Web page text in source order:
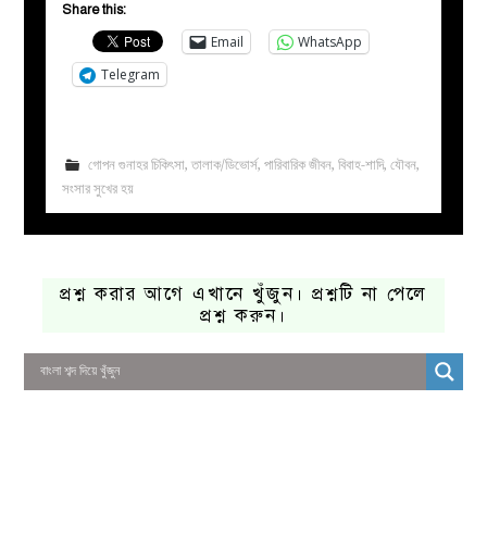
Share this:
Email
WhatsApp
Telegram
গোপন গুনাহর চিকিৎসা, তালাক/ডিভোর্স, পারিবারিক জীবন, বিবাহ-শাদি, যৌবন,
সংসার সুখের হয়
প্রশ্ন করার আগে এখানে খুঁজুন। প্রশ্নটি না পেলে
প্রশ্ন করুন।